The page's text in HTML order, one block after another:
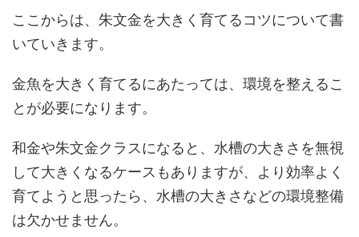
ここからは、朱文金を大きく育てるコツについて書
いていきます。
金魚を大きく育てるにあたっては、環境を整えるこ
とが必要になります。
和金や朱文金クラスになると、水槽の大きさを無視
して大きくなるケースもありますが、より効率よく
育てようと思ったら、水槽の大きさなどの環境整備
は欠かせません。